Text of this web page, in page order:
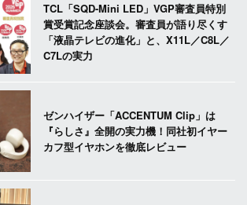
TCL「SQD-Mini LED」VGP審査員特別
賞受賞記念座談会。審査員が語り尽くす
「液晶テレビの進化」と、X11L／C8L／
C7Lの実力
ゼンハイザー「ACCENTUM Clip」は
『らしさ』全開の実力機！同社初イヤー
カフ型イヤホンを徹底レビュー